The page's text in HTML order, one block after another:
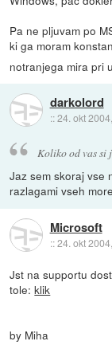
Pa ne pljuvam po
ki ga moram
notranjega mira pri
darkolord
::24. okt
Koliko od vas si
Jaz sem skoraj vse
razlagami vseh
Microsoft
::24. okt
Jst na supportu
tole:klik
by Miha